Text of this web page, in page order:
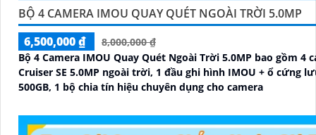
BỘ 4 CAMERA IMOU QUAY QUÉT NGOÀI TRỜI 5.0MP
6,500,000 ₫
8,000,000 ₫
Bộ 4 Camera IMOU Quay Quét Ngoài Trời 5.0MP bao gồm 4
Cruiser SE 5.0MP ngoài trời, 1 đầu ghi hình IMOU + ổ cứng
500GB, 1 bộ chia tín hiệu chuyên dụng cho camera